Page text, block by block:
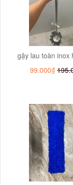
gậy lau toàn inox
99.000₫